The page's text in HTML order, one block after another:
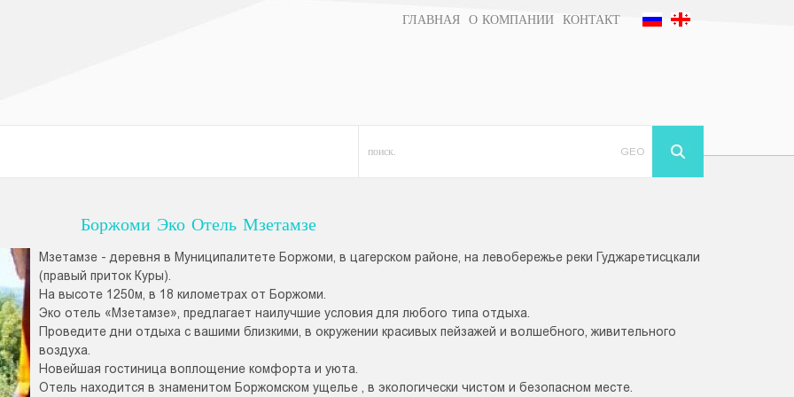
ГЛАВНАЯ О КОМПАНИИ КОНТАКТ
GEO
Боржоми Эко Отель Мзетамзе
Мзетамзе - деревня в Муниципалитете Боржоми, в цагерском районе, на левобережье реки Гуджаретисцкали
(правый приток Куры).
На высоте 1250м, в 18 километрах от Боржоми.
Эко отель «Мзетамзе», предлагает наилучшие условия для любого типа отдыха.
Проведите дни отдыха с вашими близкими, в окружении красивых пейзажей и волшебного, живительного
воздуха.
Новейшая гостиница воплощение комфорта и уюта.
Отель находится в знаменитом Боржомском ущелье , в экологически чистом и безопасном месте.